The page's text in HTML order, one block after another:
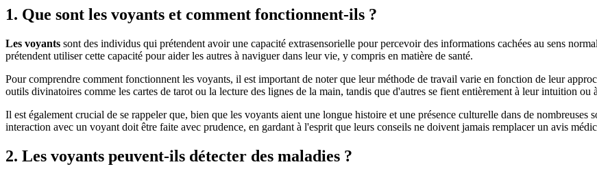
1. Que sont les voyants et comment fonctionnent-ils ?
Les voyants sont des individus qui prétendent avoir une capacité extrasensorielle pour percevoir des informations cachées au sens
prétendent utiliser cette capacité pour aider les autres à naviguer dans leur vie, y compris en matière de santé.
Pour comprendre comment fonctionnent les voyants, il est important de noter que leur méthode de travail varie en fonction de leur
outils divinatoires comme les cartes de tarot ou la lecture des lignes de la main, tandis que d'autres se fient entièrement à leur intuition
Il est également crucial de se rappeler que, bien que les voyants aient une longue histoire et une présence culturelle dans de
interaction avec un voyant doit être faite avec prudence, en gardant à l'esprit que leurs conseils ne doivent jamais remplacer un avis
2. Les voyants peuvent-ils détecter des maladies ?